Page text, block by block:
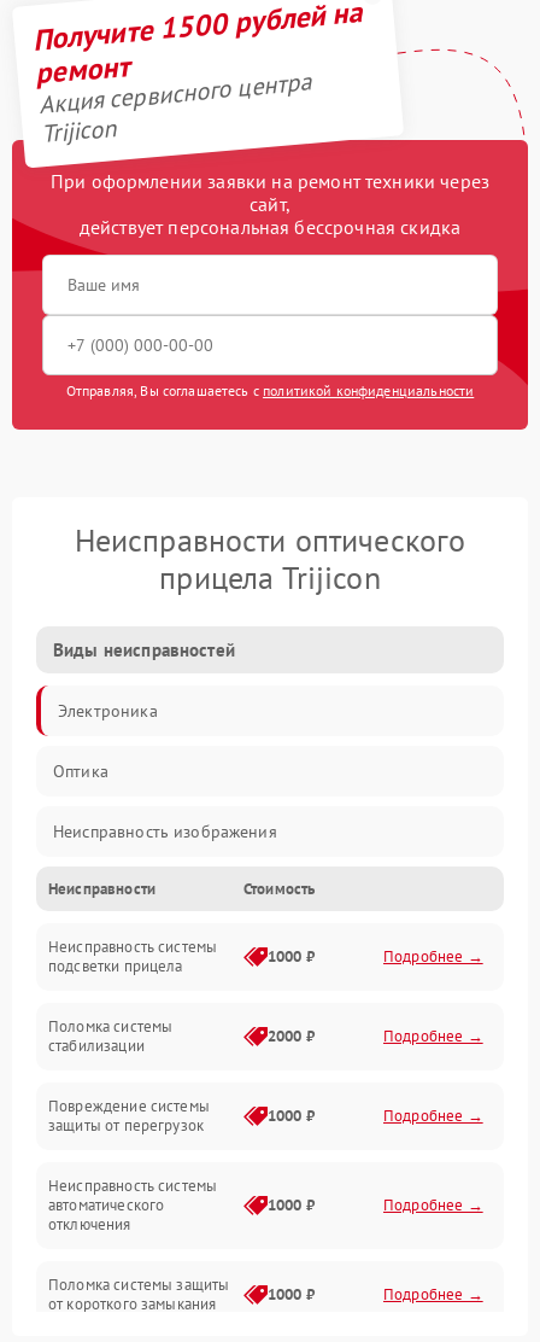
Получите 1500 рублей на
ремонт
Акция сервисного центра
Trijicon
При оформлении заявки на ремонт техники через
сайт,
действует персональная бессрочная скидка
Отправляя, Вы соглашаетесь с политикой конфиденциальности
Неисправности оптического
прицела Trijicon
Виды неисправностей
Электроника
Оптика
Неисправность изображения
Механические повреждения
Неисправность фокусировки и оптики
Электропитание
Механика
Корпус/Герметичность
Неисправности Стоимость
Неисправность системы
подсветки прицела
1000 ₽ Подробнее →
Поломка системы
стабилизации
2000 ₽ Подробнее →
Повреждение системы
защиты от перегрузок
1000 ₽ Подробнее →
Неисправность системы
автоматического
отключения
1000 ₽ Подробнее →
Поломка системы защиты
от короткого замыкания
1000 ₽ Подробнее →